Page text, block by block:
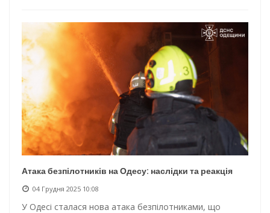
Атака безпілотників на Одесу: наслідки та реакція
04 Грудня 2025 10:08
У Одесі сталася нова атака безпілотниками, що